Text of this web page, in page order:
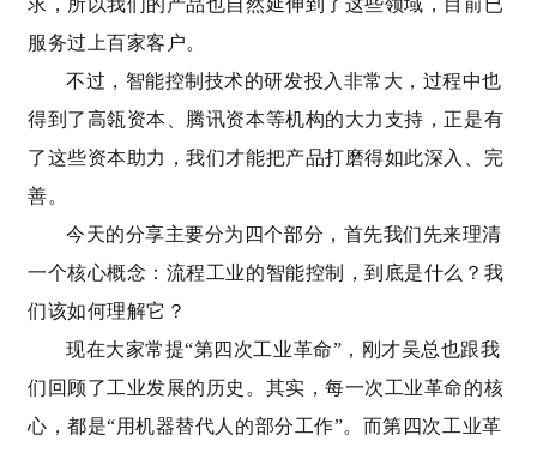
求，所以我们的产品也自然延伸到了这些领域，目前已
服务过上百家客户。
不过，智能控制技术的研发投入非常大，过程中也
得到了高瓴资本、腾讯资本等机构的大力支持，正是有
了这些资本助力，我们才能把产品打磨得如此深入、完
善。
今天的分享主要分为四个部分，首先我们先来理清
一个核心概念：流程工业的智能控制，到底是什么？我
们该如何理解它？
现在大家常提“第四次工业革命”，刚才吴总也跟我
们回顾了工业发展的历史。其实，每一次工业革命的核
心，都是“用机器替代人的部分工作”。而第四次工业革